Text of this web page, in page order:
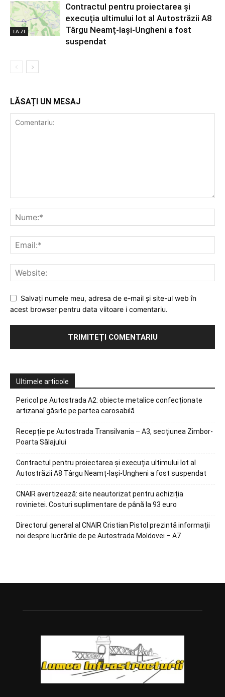
LA ZI
Contractul pentru proiectarea și
execuția ultimului lot al Autostrăzii A8
Târgu Neamț-Iași-Ungheni a fost
suspendat
LĂSAȚI UN MESAJ
Salvați numele meu, adresa de e-mail și site-ul web în
acest browser pentru data viitoare i comentariu.
Ultimele articole
Pericol pe Autostrada A2: obiecte metalice confecționate
artizanal găsite pe partea carosabilă
Recepție pe Autostrada Transilvania – A3, secțiunea Zimbor-
Poarta Sălajului
Contractul pentru proiectarea și execuția ultimului lot al
Autostrăzii A8 Târgu Neamț-Iași-Ungheni a fost suspendat
CNAIR avertizează: site neautorizat pentru achiziția
rovinietei. Costuri suplimentare de până la 93 euro
Directorul general al CNAIR Cristian Pistol prezintă informații
noi despre lucrările de pe Autostrada Moldovei – A7